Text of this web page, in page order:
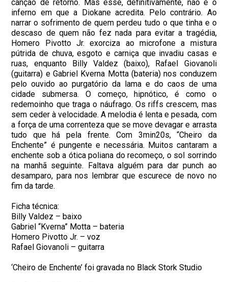
canção de retorno. Mas esse, definitivamente, não é o
inferno em que a Diokane acredita. Pelo contrário. Ao
narrar o sofrimento de quem perdeu tudo o que tinha e o
descaso de quem não fez nada para evitar a tragédia,
Homero Pivotto Jr. exorciza ao microfone a mistura
pútrida de chuva, esgoto e carniça que invadiu casas e
ruas, enquanto Billy Valdez (baixo), Rafael Giovanoli
(guitarra) e Gabriel Kverna Motta (bateria) nos conduzem
pelo ouvido ao purgatório da lama e do caos de uma
cidade submersa. O começo, hipnótico, é como o
redemoinho que traga o náufrago. Os riffs crescem, mas
sem ceder à velocidade. A melodia é lenta e pesada, com
a força de uma correnteza que se move devagar e arrasta
tudo que há pela frente. Com 3min20s, “Cheiro da
Enchente” é pungente e necessária. Muitos cantaram a
enchente sob a ótica poliana do recomeço, o sol sorrindo
na manhã seguinte. Faltava alguém para dar punch ao
desamparo, para nos lembrar que escurece de novo no
fim da tarde.
Ficha técnica:
Billy Valdez – baixo
Gabriel “Kverna” Motta – bateria
Homero Pivotto Jr. – voz
Rafael Giovanoli – guitarra
‘Cheiro de Enchente’ foi gravada no Black Stork Studio